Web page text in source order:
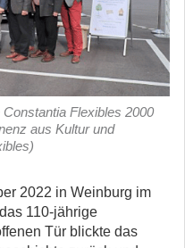
Flexibles 2000
aus Kultur und
2022 in Weinburg im
110-jährige
Tür blickte das